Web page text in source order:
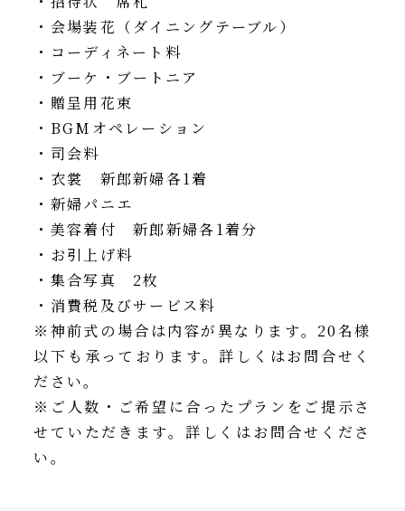
・会場装花（ダイニングテーブル）
・コーディネート料
・ブーケ・ブートニア
・贈呈用花束
・BGMオペレーション
・司会料
・衣裳 新郎新婦各1着
・新婦パニエ
・美容着付 新郎新婦各1着分
・お引上げ料
・集合写真 2枚
・消費税及びサービス料
※神前式の場合は内容が異なります。20名様
以下も承っております。詳しくはお問合せく
ださい。
※ご人数・ご希望に合ったプランをご提示さ
せていただきます。詳しくはお問合せくださ
い。